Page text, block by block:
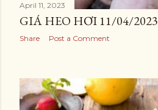
April 11, 2023
GIÁ HEO HƠI 11/04/2023
Share Post a Comment